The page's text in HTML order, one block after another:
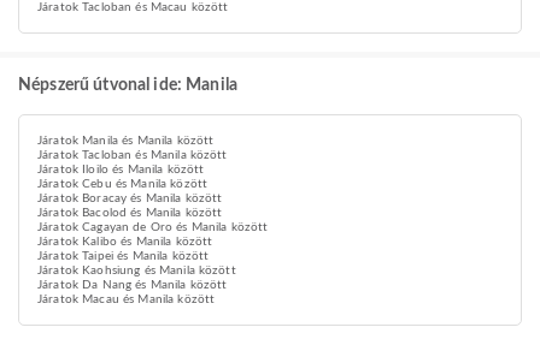
Járatok Tacloban és Macau között
Népszerű útvonal ide: Manila
Járatok Manila és Manila között
Járatok Tacloban és Manila között
Járatok Iloilo és Manila között
Járatok Cebu és Manila között
Járatok Boracay és Manila között
Járatok Bacolod és Manila között
Járatok Cagayan de Oro és Manila között
Járatok Kalibo és Manila között
Járatok Taipei és Manila között
Járatok Kaohsiung és Manila között
Járatok Da Nang és Manila között
Járatok Macau és Manila között